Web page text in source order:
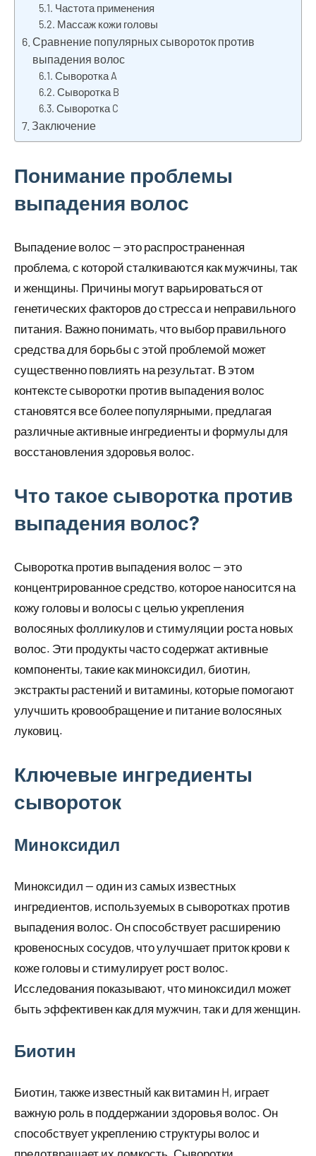
Частота применения
Массаж кожи головы
Сравнение популярных сывороток против
выпадения волос
Сыворотка A
Сыворотка B
Сыворотка C
Заключение
Понимание проблемы
выпадения волос
Выпадение волос — это распространенная
проблема, с которой сталкиваются как мужчины, так
и женщины. Причины могут варьироваться от
генетических факторов до стресса и неправильного
питания. Важно понимать, что выбор правильного
средства для борьбы с этой проблемой может
существенно повлиять на результат. В этом
контексте сыворотки против выпадения волос
становятся все более популярными, предлагая
различные активные ингредиенты и формулы для
восстановления здоровья волос.
Что такое сыворотка против
выпадения волос?
Сыворотка против выпадения волос — это
концентрированное средство, которое наносится на
кожу головы и волосы с целью укрепления
волосяных фолликулов и стимуляции роста новых
волос. Эти продукты часто содержат активные
компоненты, такие как миноксидил, биотин,
экстракты растений и витамины, которые помогают
улучшить кровообращение и питание волосяных
луковиц.
Ключевые ингредиенты
сывороток
Миноксидил
Миноксидил — один из самых известных
ингредиентов, используемых в сыворотках против
выпадения волос. Он способствует расширению
кровеносных сосудов, что улучшает приток крови к
коже головы и стимулирует рост волос.
Исследования показывают, что миноксидил может
быть эффективен как для мужчин, так и для женщин.
Биотин
Биотин, также известный как витамин H, играет
важную роль в поддержании здоровья волос. Он
способствует укреплению структуры волос и